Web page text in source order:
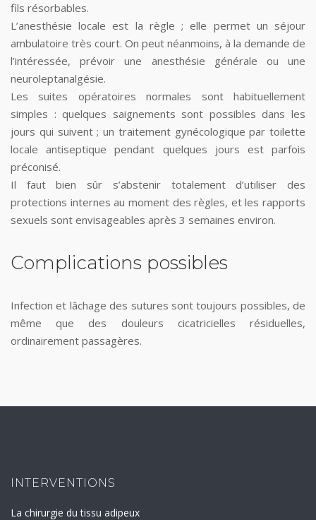
fils résorbables.
L’anesthésie locale est la règle ; elle permet un séjour
ambulatoire très court. On peut néanmoins, à la demande de
l’intéressée, prévoir une anesthésie générale ou une
neuroleptanalgésie.
Les suites opératoires normales sont habituellement
simples : quelques saignements sont possibles dans les
jours qui suivent ; un traitement gynécologique par toilette
locale antiseptique pendant quelques jours est parfois
préconisé.
Il faut bien sûr s’abstenir totalement d’utiliser des
protections internes au moment des règles, et les rapports
sexuels sont envisageables après 3 semaines environ.
Complications possibles
Infection et lâchage des sutures sont toujours possibles, de
même que des douleurs cicatricielles résiduelles,
ordinairement passagères.
INTERVENTIONS
La chirurgie du tissu adipeux